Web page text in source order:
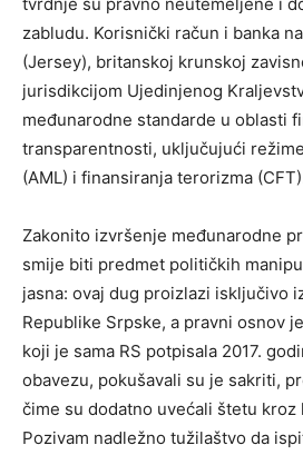
zabludu. Korisnički račun i banka
(Jersey), britanskoj krunskoj
jurisdikcijom Ujedinjenog
međunarodne standarde u oblasti
transparentnosti, uključujući
(AML) i finansiranja terorizma
Zakonito izvršenje međunarodne
smije biti predmet političkih
jasna: ovaj dug proizlazi isključivo
Republike Srpske, a pravni osnov
koji je sama RS potpisala 2017.
obavezu, pokušavali su je sakriti,
čime su dodatno uvećali štetu kroz
Pozivam nadležno tužilaštvo da